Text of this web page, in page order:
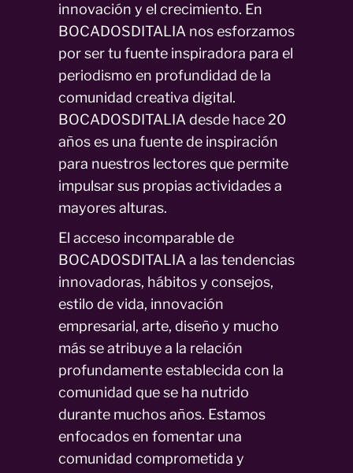
innovación y el crecimiento. En
BOCADOSDITALIA nos esforzamos
por ser tu fuente inspiradora para el
periodismo en profundidad de la
comunidad creativa digital.
BOCADOSDITALIA desde hace 20
años es una fuente de inspiración
para nuestros lectores que permite
impulsar sus propias actividades a
mayores alturas.
El acceso incomparable de
BOCADOSDITALIA a las tendencias
innovadoras, hábitos y consejos,
estilo de vida, innovación
empresarial, arte, diseño y mucho
más se atribuye a la relación
profundamente establecida con la
comunidad que se ha nutrido
durante muchos años. Estamos
enfocados en fomentar una
comunidad comprometida y